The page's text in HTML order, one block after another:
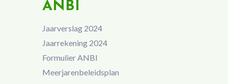
ANBI
Jaarverslag 2024
Jaarrekening 2024
Formulier ANBI
Meerjarenbeleidsplan